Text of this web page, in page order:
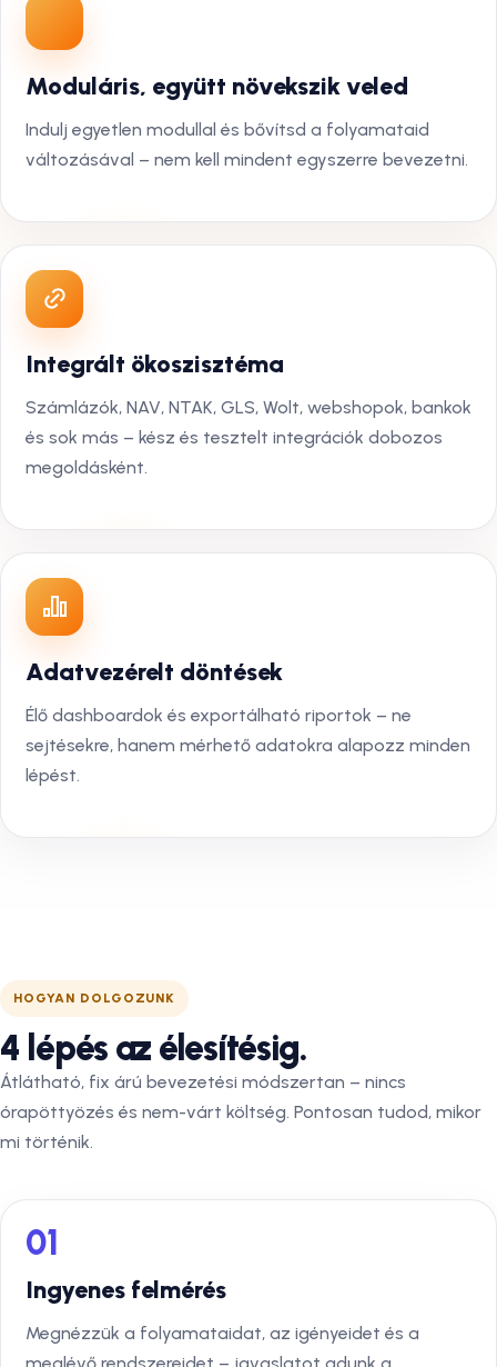
Moduláris, együtt növekszik veled
Indulj egyetlen modullal és bővítsd a folyamataid
változásával – nem kell mindent egyszerre bevezetni.
Integrált ökoszisztéma
Számlázók, NAV, NTAK, GLS, Wolt, webshopok, bankok
és sok más – kész és tesztelt integrációk dobozos
megoldásként.
Adatvezérelt döntések
Élő dashboardok és exportálható riportok – ne
sejtésekre, hanem mérhető adatokra alapozz minden
lépést.
HOGYAN DOLGOZUNK
4 lépés az élesítésig.
Átlátható, fix árú bevezetési módszertan – nincs
órapöttyözés és nem-várt költség. Pontosan tudod, mikor
mi történik.
01
Ingyenes felmérés
Megnézzük a folyamataidat, az igényeidet és a